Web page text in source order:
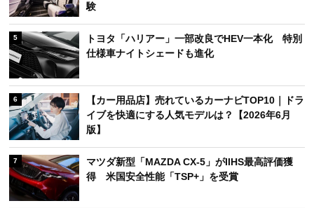
験
5
トヨタ「ハリアー」一部改良でHEV一本化 特別
仕様車ナイトシェードも進化
6
【カー用品店】売れているカーナビTOP10｜ドラ
イブを快適にする人気モデルは？【2026年6月
版】
7
マツダ新型「MAZDA CX-5」がIIHS最高評価獲
得 米国安全性能「TSP+」を受賞